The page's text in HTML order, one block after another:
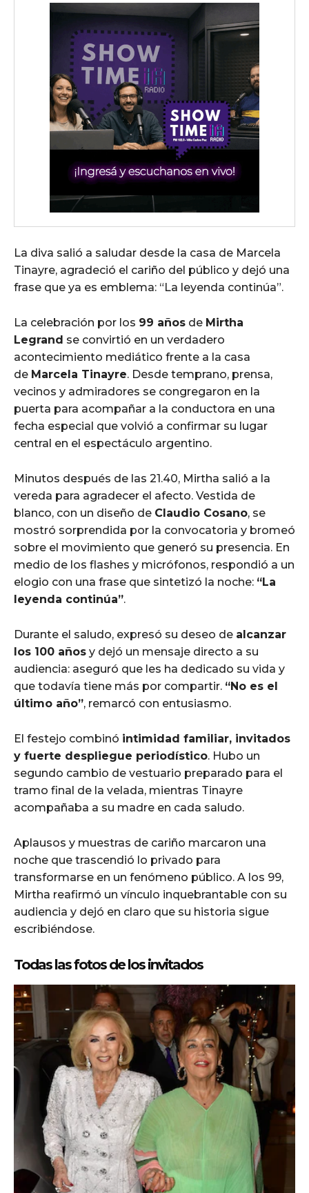
La diva salió a saludar desde la casa de Marcela
Tinayre, agradeció el cariño del público y dejó una
frase que ya es emblema: “La leyenda continúa”.
La celebración por los 99 años de Mirtha
Legrand se convirtió en un verdadero
acontecimiento mediático frente a la casa
de Marcela Tinayre. Desde temprano, prensa,
vecinos y admiradores se congregaron en la
puerta para acompañar a la conductora en una
fecha especial que volvió a confirmar su lugar
central en el espectáculo argentino.
Minutos después de las 21.40, Mirtha salió a la
vereda para agradecer el afecto. Vestida de
blanco, con un diseño de Claudio Cosano, se
mostró sorprendida por la convocatoria y bromeó
sobre el movimiento que generó su presencia. En
medio de los flashes y micrófonos, respondió a un
elogio con una frase que sintetizó la noche: “La
leyenda continúa”.
Durante el saludo, expresó su deseo de alcanzar
los 100 años y dejó un mensaje directo a su
audiencia: aseguró que les ha dedicado su vida y
que todavía tiene más por compartir. “No es el
último año”, remarcó con entusiasmo.
El festejo combinó intimidad familiar, invitados
y fuerte despliegue periodístico. Hubo un
segundo cambio de vestuario preparado para el
tramo final de la velada, mientras Tinayre
acompañaba a su madre en cada saludo.
Aplausos y muestras de cariño marcaron una
noche que trascendió lo privado para
transformarse en un fenómeno público. A los 99,
Mirtha reafirmó un vínculo inquebrantable con su
audiencia y dejó en claro que su historia sigue
escribiéndose.
Todas las fotos de los invitados